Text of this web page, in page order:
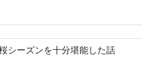
シーズンを十分堪能した話